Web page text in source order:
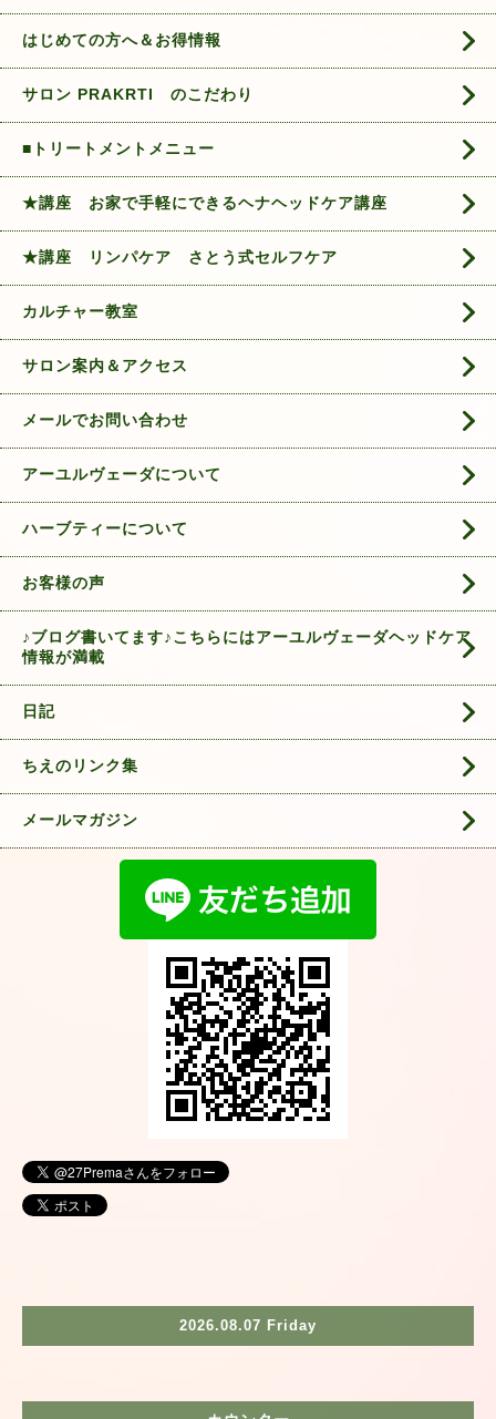
はじめての方へ＆お得情報
サロン PRAKRTI のこだわり
■トリートメントメニュー
★講座 お家で手軽にできるヘナヘッドケア講座
★講座 リンパケア さとう式セルフケア
カルチャー教室
サロン案内＆アクセス
メールでお問い合わせ
アーユルヴェーダについて
ハーブティーについて
お客様の声
♪ブログ書いてます♪こちらにはアーユルヴェーダヘッドケア
情報が満載
日記
ちえのリンク集
メールマガジン
2026.08.07 Friday